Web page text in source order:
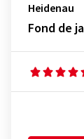
Heidenau
Fond de